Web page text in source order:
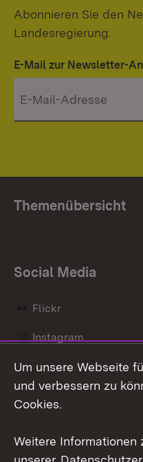
Abonnieren Sie den
Landesregierung.
E-Mail zur Newsletter-
Themenübersicht
Social Media
Flickr
Instagram
Social Wall
Um unsere Webseite
und verbessern zu
Cookies.
Weitere Informationen